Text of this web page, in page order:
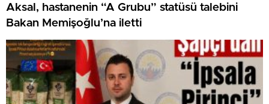
Aksal, hastanenin “A Grubu” statüsü talebini
Bakan Memişoğlu’na iletti